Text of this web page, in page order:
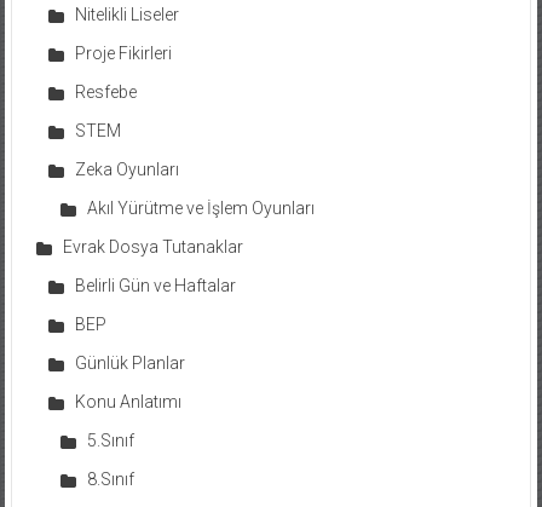
Nitelikli Liseler
Proje Fikirleri
Resfebe
STEM
Zeka Oyunları
Akıl Yürütme ve İşlem Oyunları
Evrak Dosya Tutanaklar
Belirli Gün ve Haftalar
BEP
Günlük Planlar
Konu Anlatımı
5.Sınıf
8.Sınıf